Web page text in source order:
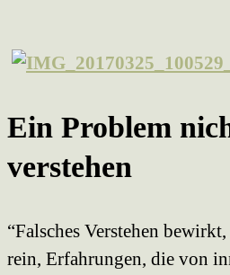
Ein Problem
verstehen
“Falsches Verstehen
rein, Erfahrungen, die von